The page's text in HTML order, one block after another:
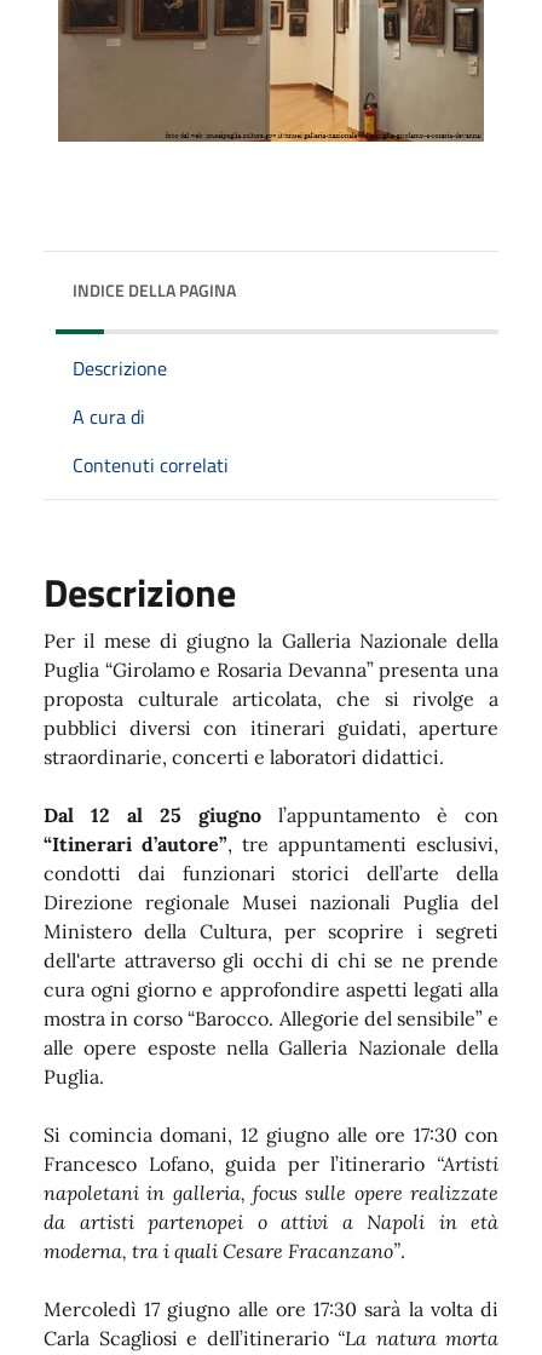
INDICE DELLA PAGINA
Descrizione
A cura di
Contenuti correlati
Descrizione
Per il mese di giugno la Galleria Nazionale della
Puglia “Girolamo e Rosaria Devanna” presenta una
proposta culturale articolata, che si rivolge a
pubblici diversi con itinerari guidati, aperture
straordinarie, concerti e laboratori didattici.
Dal 12 al 25 giugno l’appuntamento è con
“Itinerari d’autore”, tre appuntamenti esclusivi,
condotti dai funzionari storici dell’arte della
Direzione regionale Musei nazionali Puglia del
Ministero della Cultura, per scoprire i segreti
dell'arte attraverso gli occhi di chi se ne prende
cura ogni giorno e approfondire aspetti legati alla
mostra in corso “Barocco. Allegorie del sensibile” e
alle opere esposte nella Galleria Nazionale della
Puglia.
Si comincia domani, 12 giugno alle ore 17:30 con
Francesco Lofano, guida per l’itinerario “Artisti
napoletani in galleria, focus sulle opere realizzate
da artisti partenopei o attivi a Napoli in età
moderna, tra i quali Cesare Fracanzano”.
Mercoledì 17 giugno alle ore 17:30 sarà la volta di
Carla Scagliosi e dell’itinerario “La natura morta